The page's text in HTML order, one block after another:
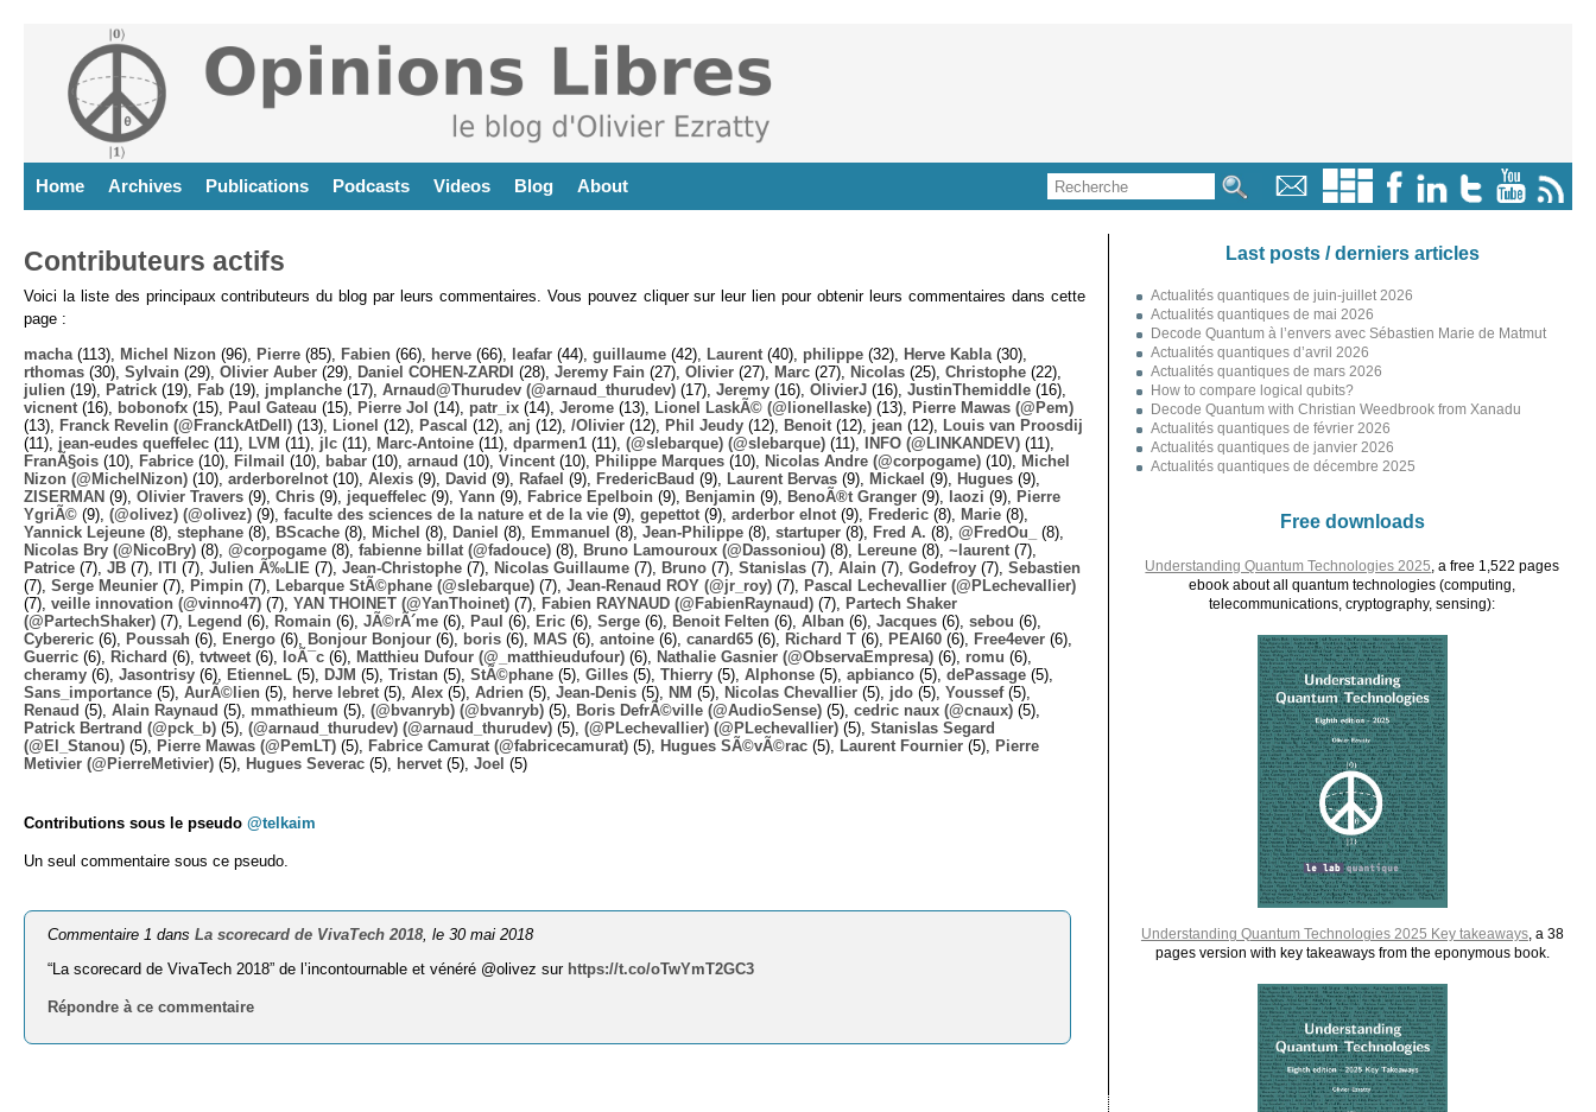
Home Archives Publications Podcasts Videos Blog About
Contributeurs actifs
Voici la liste des principaux contributeurs du blog par leurs commentaires. Vous pouvez cliquer sur leur lien pour obtenir leurs commentaires dans cette
page :
macha (113), Michel Nizon (96), Pierre (85), Fabien (66), herve (66), leafar (44), guillaume (42), Laurent (40), philippe (32), Herve Kabla (30),
rthomas (30), Sylvain (29), Olivier Auber (29), Daniel COHEN-ZARDI (28), Jeremy Fain (27), Olivier (27), Marc (27), Nicolas (25), Christophe (22),
julien (19), Patrick (19), Fab (19), jmplanche (17), Arnaud@Thurudev (@arnaud_thurudev) (17), Jeremy (16), OlivierJ (16), JustinThemiddle (16),
vicnent (16), bobonofx (15), Paul Gateau (15), Pierre Jol (14), patr_ix (14), Jerome (13), Lionel LaskÃ© (@lionellaske) (13),
Pierre Mawas (@Pem)
(13),
Franck Revelin (@FranckAtDell) (13), Lionel (12), Pascal (12), anj (12), /Olivier (12), Phil Jeudy (12), Benoit (12), jean (12),
Louis van Proosdij
(11), jean-eudes queffelec (11), LVM (11), jlc (11), Marc-Antoine (11), dparmen1 (11), (@slebarque) (@slebarque) (11), INFO (@LINKANDEV) (11),
FranÃ§ois (10), Fabrice (10), Filmail (10), babar (10), arnaud (10), Vincent (10), Philippe Marques (10), Nicolas Andre (@corpogame) (10),
Michel
Nizon (@MichelNizon) (10), arderborelnot (10), Alexis (9), David (9), Rafael (9), FredericBaud (9), Laurent Bervas (9), Mickael (9), Hugues (9),
ZISERMAN (9), Olivier Travers (9), Chris (9), jequeffelec (9), Yann (9), Fabrice Epelboin (9), Benjamin (9), BenoÃ®t Granger (9), laozi (9),
Pierre
YgriÃ© (9), (@olivez) (@olivez) (9), faculte des sciences de la nature et de la vie (9), gepettot (9), arderbor elnot (9), Frederic (8), Marie (8),
Yannick Lejeune (8), stephane (8), BScache (8), Michel (8), Daniel (8), Emmanuel (8), Jean-Philippe (8), startuper (8), Fred A. (8), @FredOu_
(8),
Nicolas Bry (@NicoBry) (8), @corpogame (8), fabienne billat (@fadouce) (8), Bruno Lamouroux (@Dassoniou) (8), Lereune (8), ~laurent (7),
Patrice (7), JB (7), ITI (7), Julien Ã‰LIE (7), Jean-Christophe (7), Nicolas Guillaume (7), Bruno (7), Stanislas (7), Alain (7), Godefroy (7), Sebastien
(7), Serge Meunier (7), Pimpin (7), Lebarque StÃ©phane (@slebarque) (7), Jean-Renaud ROY (@jr_roy) (7),
Pascal Lechevallier (@PLechevallier)
(7), veille innovation (@vinno47) (7), YAN THOINET (@YanThoinet) (7), Fabien RAYNAUD (@FabienRaynaud) (7),
Partech Shaker
(@PartechShaker) (7), Legend (6), Romain (6), JÃ©rÃ´me (6), Paul (6), Eric (6), Serge (6), Benoit Felten (6), Alban (6), Jacques (6), sebou (6),
Cybereric (6), Poussah (6), Energo (6), Bonjour Bonjour (6), boris (6), MAS (6), antoine (6), canard65 (6), Richard T (6), PEAI60 (6), Free4ever (6),
Guerric (6), Richard (6), tvtweet (6), loÃ¯c (6), Matthieu Dufour (@_matthieudufour) (6), Nathalie Gasnier (@ObservaEmpresa) (6), romu (6),
cheramy (6), Jasontrisy (6), EtienneL (5), DJM (5), Tristan (5), StÃ©phane (5), Gilles (5), Thierry (5), Alphonse (5), apbianco (5), dePassage (5),
Sans_importance (5), AurÃ©lien (5), herve lebret (5), Alex (5), Adrien (5), Jean-Denis (5), NM (5), Nicolas Chevallier (5), jdo (5), Youssef(5),
Renaud (5), Alain Raynaud (5), mmathieum (5), (@bvanryb) (@bvanryb) (5), Boris DefrÃ©ville (@AudioSense) (5), cedric naux (@cnaux) (5),
Patrick Bertrand (@pck_b) (5), (@arnaud_thurudev) (@arnaud_thurudev) (5), (@PLechevallier) (@PLechevallier) (5), Stanislas Segard
(@El_Stanou) (5), Pierre Mawas (@PemLT) (5), Fabrice Camurat (@fabricecamurat) (5), Hugues SÃ©vÃ©rac (5), Laurent Fournier (5),
Pierre
Metivier (@PierreMetivier) (5), Hugues Severac (5), hervet (5), Joel (5)
Contributions sous le pseudo @telkaim
Un seul commentaire sous ce pseudo.
Commentaire 1 dansLa scorecard de VivaTech 2018, le 30 mai 2018
“La scorecard de VivaTech 2018” de l’incontournable et vénéré @olivez sur https://t.co/oTwYmT2GC3
Répondre à ce commentaire
Last posts / derniers articles
Actualités quantiques de juin-juillet 2026
Actualités quantiques de mai 2026
Decode Quantum à l’envers avec Sébastien Marie de Matmut
Actualités quantiques d’avril 2026
Actualités quantiques de mars 2026
How to compare logical qubits?
Decode Quantum with Christian Weedbrook from Xanadu
Actualités quantiques de février 2026
Actualités quantiques de janvier 2026
Actualités quantiques de décembre 2025
Free downloads
Understanding Quantum Technologies 2025 , a free 1,522 pages
ebook about all quantum technologies (computing,
telecommunications, cryptography, sensing):
Understanding Quantum Technologies 2025 Key takeaways, a 38
pages version with key takeaways from the eponymous book.